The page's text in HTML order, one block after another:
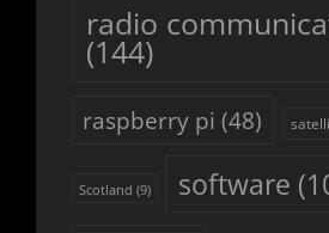
radio
(144)
raspberry pi (48)
Scotland (9) software